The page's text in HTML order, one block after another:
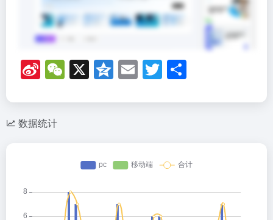
Si
n
a
W
o
W
e
C
X Q
z
o
E
m
ail
T
wi
tt
数据统计